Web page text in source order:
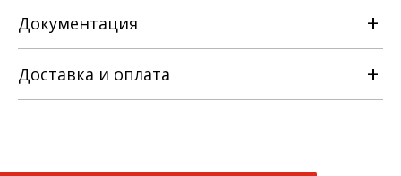
Документация
РЭ на клапан отсечной
Доставка и оплата